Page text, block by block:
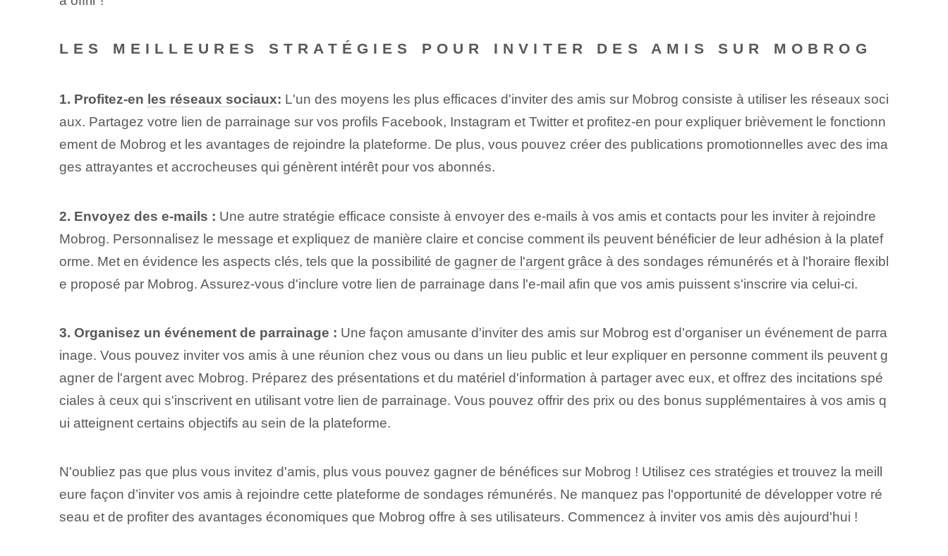
LES MEILLEURES STRATÉGIES POUR INVITER DES AMIS SUR MOBROG
1. Profitez-en les réseaux sociaux: L'un des moyens les plus efficaces d'inviter des amis sur ⁢Mobrog consiste à utiliser les réseaux soci
aux. Partagez votre lien de parrainage sur vos profils Facebook, Instagram et Twitter et profitez-en pour expliquer brièvement le fonctionn
ement de Mobrog et les avantages de rejoindre la plateforme. De plus, vous pouvez créer des publications promotionnelles avec des ima
ges attrayantes et accrocheuses qui génèrent intérêt‌ pour vos abonnés.
2. Envoyez des e-mails : Une autre stratégie efficace consiste à envoyer des e-mails à vos amis⁣ et contacts‍ pour les inviter à rejoindre
Mobrog. Personnalisez le message et expliquez de manière claire et concise comment ils peuvent bénéficier de leur adhésion à la platef
orme. Met en évidence les ⁤aspects ⁢clés⁢, tels que la possibilité de gagner de l'argent​grâce à des sondages rémunérés et à l'horaire⁤ flexibl
e‌ proposé par Mobrog. Assurez-vous d'inclure votre lien de parrainage dans l'e-mail afin que vos amis puissent s'inscrire via celui-ci.
3. Organisez un événement de parrainage : Une façon amusante d'inviter des amis sur Mobrog est d'organiser un événement de parra
inage. Vous pouvez inviter vos amis à une réunion chez vous ou dans un lieu public et leur expliquer en personne comment ils peuvent g
agner de l'argent avec Mobrog. Préparez des présentations et du matériel d'information à partager avec eux, et offrez des incitations spé
ciales à ceux qui s'inscrivent en utilisant votre lien de parrainage. Vous pouvez offrir des prix ou des bonus supplémentaires à vos amis q
ui atteignent certains objectifs au sein de la plateforme.
N'oubliez pas⁤ que plus vous invitez d'amis, plus vous pouvez gagner de bénéfices sur Mobrog ! Utilisez ces stratégies et trouvez la meill
eure façon d’inviter vos amis à rejoindre cette plateforme de sondages rémunérés. Ne manquez pas l'opportunité de développer votre ré
seau et de profiter des avantages économiques que Mobrog offre à ses utilisateurs. Commencez à inviter vos amis dès aujourd'hui !